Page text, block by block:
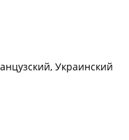
Украинский